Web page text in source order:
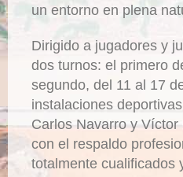
un entorno en plena
Dirigido a jugadores y
dos turnos: el primero
segundo, del 11 al 17
instalaciones
Carlos Navarro y
con el respaldo
totalmente cualificados